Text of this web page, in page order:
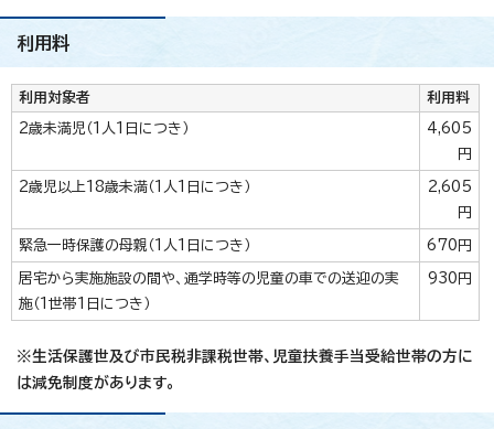
利用料
利用対象者 利用料
2歳未満児（1人1日につき）
4,605
円
2歳児以上18歳未満（1人1日につき）
2,605
円
緊急一時保護の母親（1人1日につき） 670円
居宅から実施施設の間や、通学時等の児童の車での送迎の実
施（1世帯1日につき）
930円
※生活保護世及び市民税非課税世帯、児童扶養手当受給世帯の方に
は減免制度があります。